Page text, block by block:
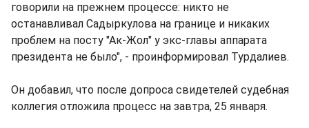
говорили на прежнем процессе: никто не
останавливал Садыркулова на границе и никаких
проблем на посту "Ак-Жол" у экс-главы аппарата
президента не было", - проинформировал Турдалиев.
Он добавил, что после допроса свидетелей судебная
коллегия отложила процесс на завтра, 25 января.